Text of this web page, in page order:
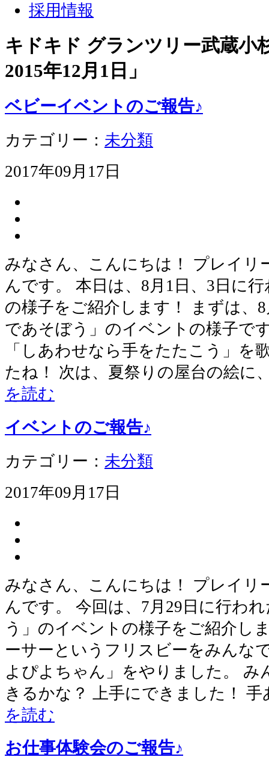
採用情報
キドキド グランツリー武蔵
2015年12月1日 」
ベビーイベントのご報告♪
カテゴリー： 未分類
2017年09月17日
みなさん、こんにちは！ プレイリ
んです。 本日は、8月1日、3日に
の様子をご紹介します！ まずは、
であそぼう」のイベントの様子で
「しあわせなら手をたたこう」を
たね！ 次は、夏祭りの屋台の絵に
を読む
イベントのご報告♪
カテゴリー： 未分類
2017年09月17日
みなさん、こんにちは！ プレイリ
んです。 今回は、7月29日に行わ
う」のイベントの様子をご紹介し
ーサーというフリスビーをみんな
よぴよちゃん」をやりました。 み
きるかな？ 上手にできました！
を読む
お仕事体験会のご報告♪